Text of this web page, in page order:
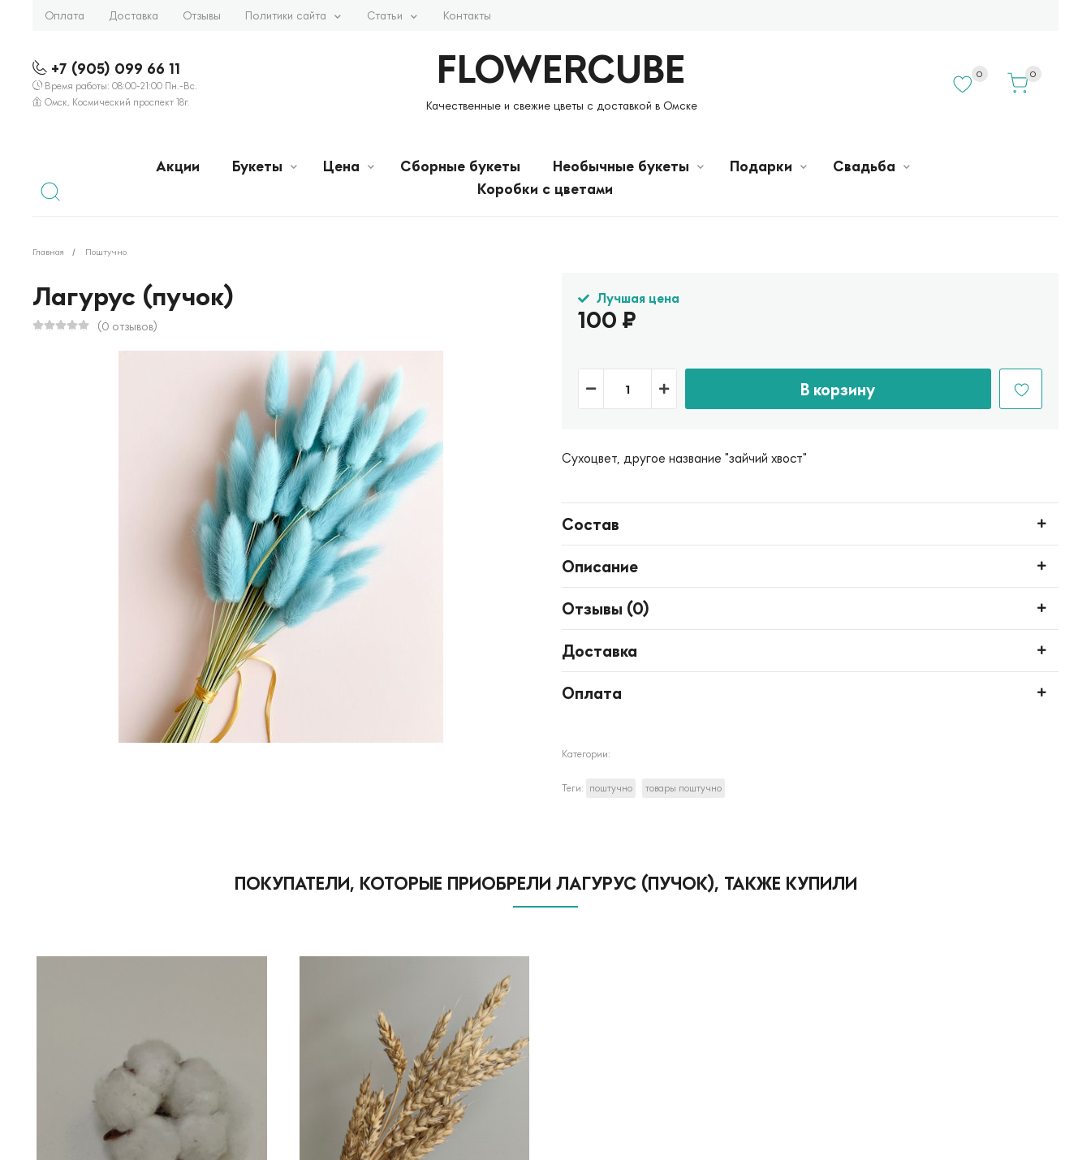
Оплата Доставка Отзывы Политики сайта Статьи Контакты
+7 (905) 099 66 11
Время работы: 08:00-21:00 Пн.-Вс.
Омск, Космический проспект 18г.
FLOWERCUBE
Качественные и свежие цветы с доставкой в Омске
0 0
Акции Букеты Цена Сборные букеты Необычные букеты Подарки
Свадьба
Коробки с цветами
Главная Поштучно
Лагурус (пучок)
(0 отзывов)
Лучшая цена
100 ₽
В корзину
Сухоцвет, другое название "зайчий хвост"
Состав
Описание
Отзывы (0)
Доставка
Оплата
Категории:
Теги: поштучно товары поштучно
ПОКУПАТЕЛИ, КОТОРЫЕ ПРИОБРЕЛИ ЛАГУРУС (ПУЧОК), ТАКЖЕ КУПИЛИ